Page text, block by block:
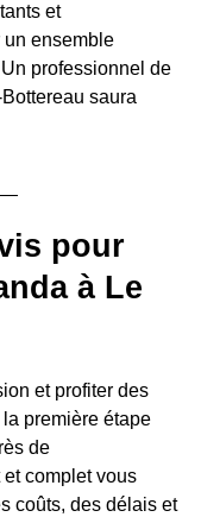
et
un ensemble
professionnel de
saura
pour
à Le
et profiter des
première étape
de
complet vous
coûts, des délais et